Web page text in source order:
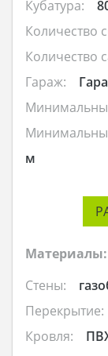
Кубатура:
Количество
Количество
Гараж:
м
Материалы:
Стены:
Перекрытие:
Кровля: